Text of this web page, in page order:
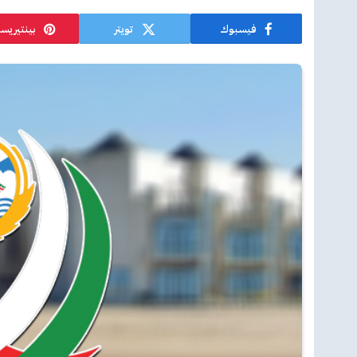
فيسبوك تويتر